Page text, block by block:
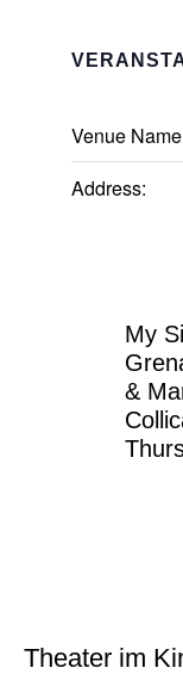
Venue
Address:
My
&
Theater im